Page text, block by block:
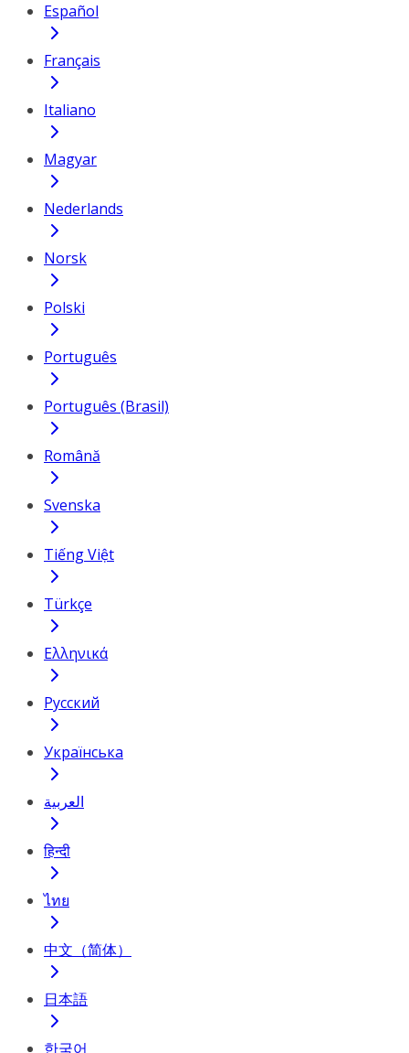
Español
Français
Italiano
Magyar
Nederlands
Norsk
Polski
Português
Português (Brasil)
Română
Svenska
Tiếng Việt
Türkçe
Ελληνικά
Русский
Українська
العربية
हिन्दी
ไทย
中文（简体）
日本語
한국어